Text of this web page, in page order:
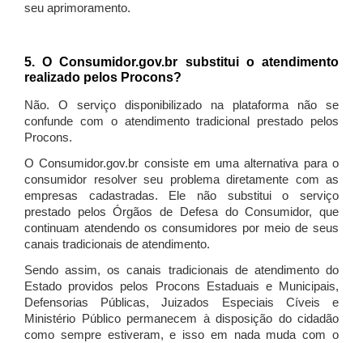
seu aprimoramento.
5. O Consumidor.gov.br substitui o atendimento
realizado pelos Procons?
Não. O serviço disponibilizado na plataforma não se
confunde com o atendimento tradicional prestado pelos
Procons.
O Consumidor.gov.br consiste em uma alternativa para o
consumidor resolver seu problema diretamente com as
empresas cadastradas. Ele não substitui o serviço
prestado pelos Órgãos de Defesa do Consumidor, que
continuam atendendo os consumidores por meio de seus
canais tradicionais de atendimento.
Sendo assim, os canais tradicionais de atendimento do
Estado providos pelos Procons Estaduais e Municipais,
Defensorias Públicas, Juizados Especiais Cíveis e
Ministério Público permanecem à disposição do cidadão
como sempre estiveram, e isso em nada muda com o